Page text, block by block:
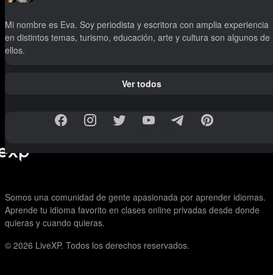
Mi nombre es Eva. Soy periodista y escritora con amplia experiencia
en distintos temas, turismo, educación, arte y cultura son algunos de
ellos.
Ver todos
Somos una comunidad de gente apasionada por aprender idiomas.
Aprende tu idioma favorito en clases online privadas desde donde
quieras y cuando quieras.
© 2026 LiveXP. Todos los derechos reservados.